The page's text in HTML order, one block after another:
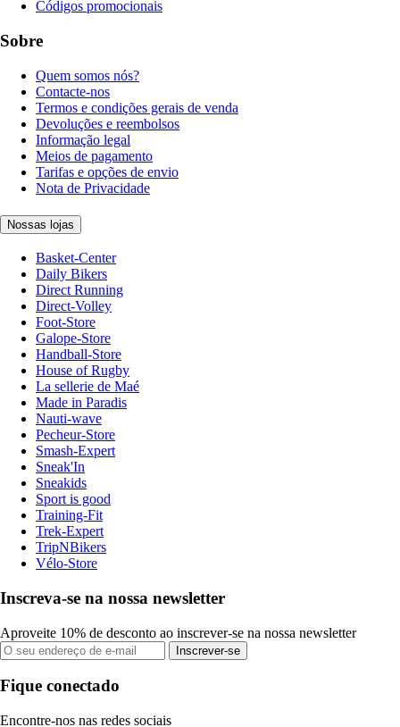
Códigos promocionais
Sobre
Quem somos nós?
Contacte-nos
Termos e condições gerais de venda
Devoluções e reembolsos
Informação legal
Meios de pagamento
Tarifas e opções de envio
Nota de Privacidade
Nossas lojas
Basket-Center
Daily Bikers
Direct Running
Direct-Volley
Foot-Store
Galope-Store
Handball-Store
House of Rugby
La sellerie de Maé
Made in Paradis
Nauti-wave
Pecheur-Store
Smash-Expert
Sneak'In
Sneakids
Sport is good
Training-Fit
Trek-Expert
TripNBikers
Vélo-Store
Inscreva-se na nossa newsletter
Aproveite 10% de desconto ao inscrever-se na nossa newsletter
Inscrever-se
Fique conectado
Encontre-nos nas redes sociais